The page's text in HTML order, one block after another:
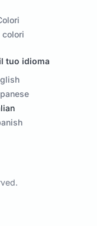
colori
tuo idioma